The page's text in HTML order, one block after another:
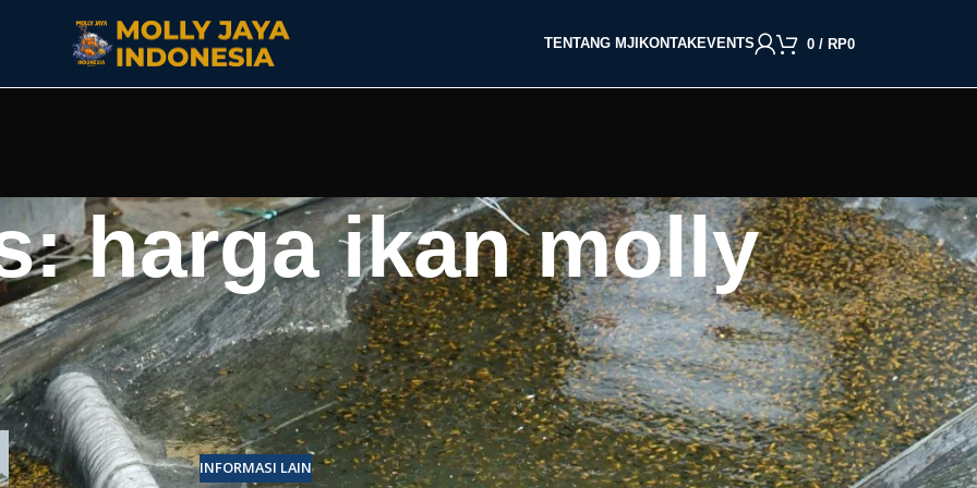
TENTANG MJI KONTAKEVENTS 0 / RP0
harga ikan molly
INFORMASI LAIN
BACA BERDASARKAN JENIS IKAN